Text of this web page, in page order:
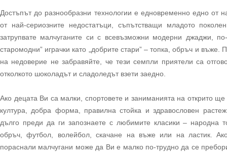
Достъпът до разнообразни технологии е едновременно едно от
от най-сериозните недостатъци, съпътстващи младото
затрупвате малчуганите си с всевъзможни модерни джаджи,
старомодни” играчки като „добрите стари” – топка, обръч и
на недоверие не забравяйте, че тези семпли приятели са
отколкото шоколадът и сладоледът взети заедно.
Ако децата Ви са малки, спортовете и заниманията на открито
култура, добра форма, правилна стойка и здравословен
дълго преди да ги запознаете с любимите класики – народна
обръч, футбол, волейбол, скачане на въже или на ластик.
пораснали малчугани може да Ви е малко по-трудно да се